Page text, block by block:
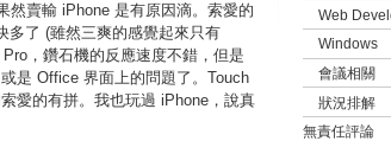
然賣輸 iPhone 是有原因滴。索愛的
多了 (雖然三爽的感覺起來只有
，鑽石機的反應速度不錯，但是
是 Office 界面上的問題了。Touch
愛的有拼。我也玩過 iPhone，說真
Web
Windows
會議相關
狀況排解
無責任評論